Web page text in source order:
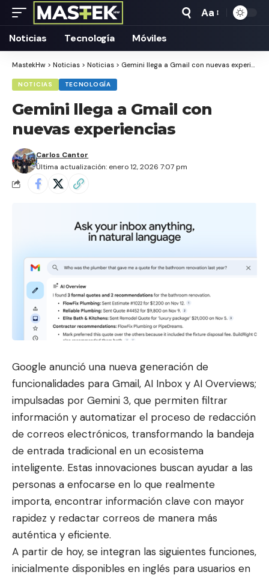
Tamaño
Aa
Noticias Tecnología Móviles
MastekHw > Noticias > Noticias > Gemini llega a Gmail con nuevas experiencias
NOTICIAS TECNOLOGÍA
Gemini llega a Gmail con
nuevas experiencias
Última actualización: enero 12, 2026 7:07 pm
Carlos Cantor
Google anunció una nueva generación de
funcionalidades para Gmail, AI Inbox y AI Overviews;
impulsadas por Gemini 3, que permiten filtrar
información y automatizar el proceso de redacción
de correos electrónicos, transformando la bandeja
de entrada tradicional en un ecosistema
inteligente. Estas innovaciones buscan ayudar a las
personas a enfocarse en lo que realmente
importa, encontrar información clave con mayor
rapidez y redactar correos de manera más
auténtica y eficiente.
A partir de hoy, se integran las siguientes funciones,
inicialmente disponibles en inglés para usuarios en